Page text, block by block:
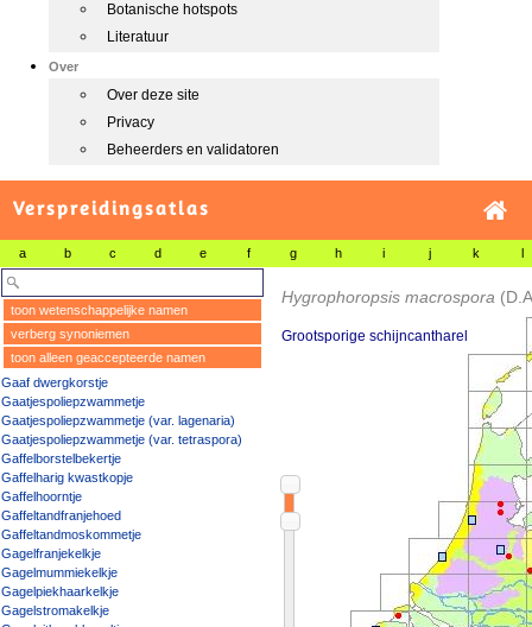
Botanische hotspots
Literatuur
Over
Over deze site
Privacy
Beheerders en validatoren
Verspreidingsatlas
a b c d e f g h i j k l
toon wetenschappelijke namen
verberg synoniemen
toon alleen geaccepteerde namen
Gaaf dwergkorstje
Gaatjespoliepzwammetje
Gaatjespoliepzwammetje (var. lagenaria)
Gaatjespoliepzwammetje (var. tetraspora)
Gaffelborstelbekertje
Gaffelharig kwastkopje
Gaffelhoorntje
Gaffeltandfranjehoed
Gaffeltandmoskommetje
Gagelfranjekelkje
Gagelmummiekelkje
Gagelpiekhaarkelkje
Gagelstromakelkje
Hygrophoropsis macrospora
Grootsporige schijncantharel